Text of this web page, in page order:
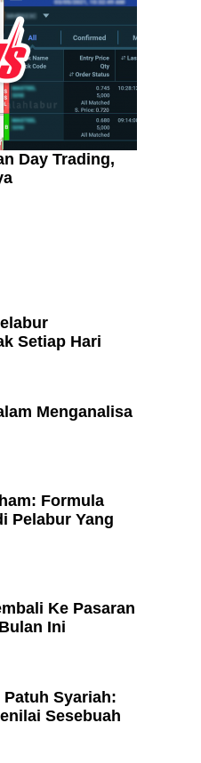
Day Trading,
Setiap Hari
Menganalisa
Formula
Pelabur Yang
Ke Pasaran
Ini
Syariah:
Sesebuah
Disebalik
Saham Sebut